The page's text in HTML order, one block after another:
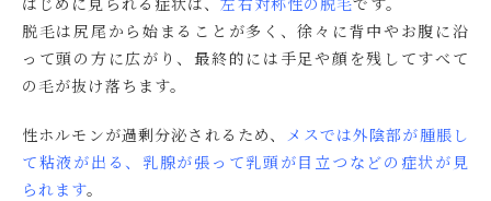
脱毛は尻尾から始まることが多く、徐々に背中やお腹に沿
って頭の方に広がり、最終的には手足や顔を残してすべて
の毛が抜け落ちます。
性ホルモンが過剰分泌されるため、
メスでは外陰部が腫脹し
て粘液が出る、乳腺が張って乳頭が目立つなどの症状が見
られます。